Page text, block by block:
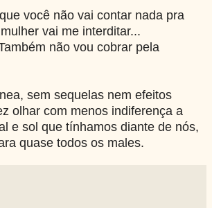
você não vai contar nada pra
vai me interditar...
não vou cobrar pela
sem sequelas nem efeitos
olhar com menos indiferença a
e sol que tínhamos diante de nós,
quase todos os males.